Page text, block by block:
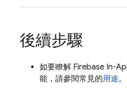
後續步驟
如要瞭解 Firebase In-
能，請參閱常見的用途。